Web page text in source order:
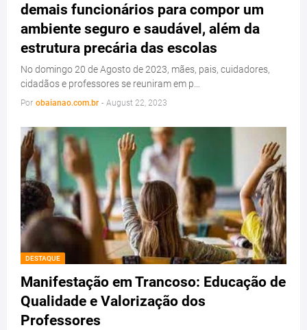
demais funcionários para compor um
ambiente seguro e saudável, além da
estrutura precária das escolas
No domingo 20 de Agosto de 2023, mães, pais, cuidadores,
cidadãos e professores se reuniram em p…
Por obaianao.com.br - August 22, 2023
DESTAQUE
Manifestação em Trancoso: Educação de
Qualidade e Valorização dos
Professores